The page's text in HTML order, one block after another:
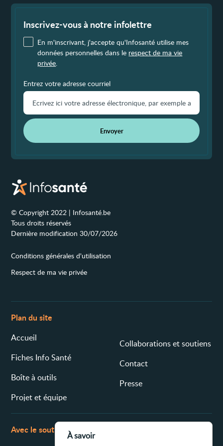
Inscrivez-vous à notre infolettre
En m'inscrivant, j'accepte qu'Infosanté utilise mes
données personnelles dans le respect de ma vie
privée.
Entrez votre adresse courriel
Envoyer
© Copyright 2022 | Infosanté.be
Tous droits réservés
Dernière modification 30/07/2026
Conditions générales d'utilisation
Respect de ma vie privée
Plan du site
Accueil
Fiches Info Santé
Boîte à outils
Projet et équipe
Collaborations et soutiens
Contact
Presse
Avec le soutien de
À savoir